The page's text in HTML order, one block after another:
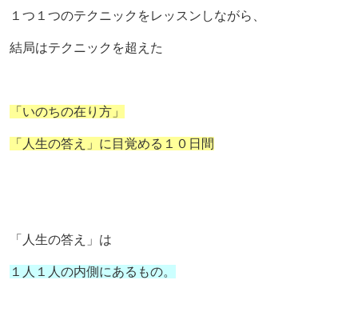
１つ１つのテクニックをレッスンしながら、
結局はテクニックを超えた
「いのちの在り方」
「人生の答え」に目覚める１０日間
「人生の答え」は
１人１人の内側にあるもの。